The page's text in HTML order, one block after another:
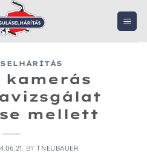
kamerás
mellett
BYTNEUBAUER